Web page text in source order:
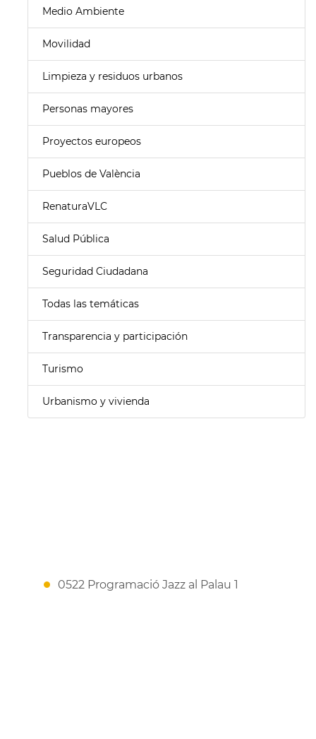
Medio Ambiente
Movilidad
Limpieza y residuos urbanos
Personas mayores
Proyectos europeos
Pueblos de València
RenaturaVLC
Salud Pública
Seguridad Ciudadana
Todas las temáticas
Transparencia y participación
Turismo
Urbanismo y vivienda
0522 Programació Jazz al Palau 1